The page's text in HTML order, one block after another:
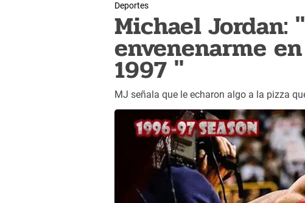
Deportes
Michael
envenenarme
1997 "
MJ señala que le echaron algo a la pizza